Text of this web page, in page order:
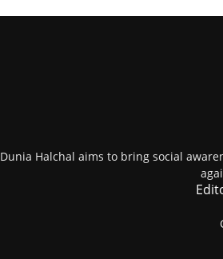
Dunia Halchal aims to bring social